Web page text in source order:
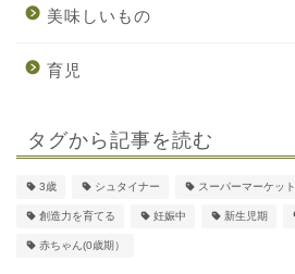
美味しいもの
育児
タグから記事を読む
3歳 シュタイナー スーパーマーケット
創造力を育てる 妊娠中 新生児期
赤ちゃん(0歳期）